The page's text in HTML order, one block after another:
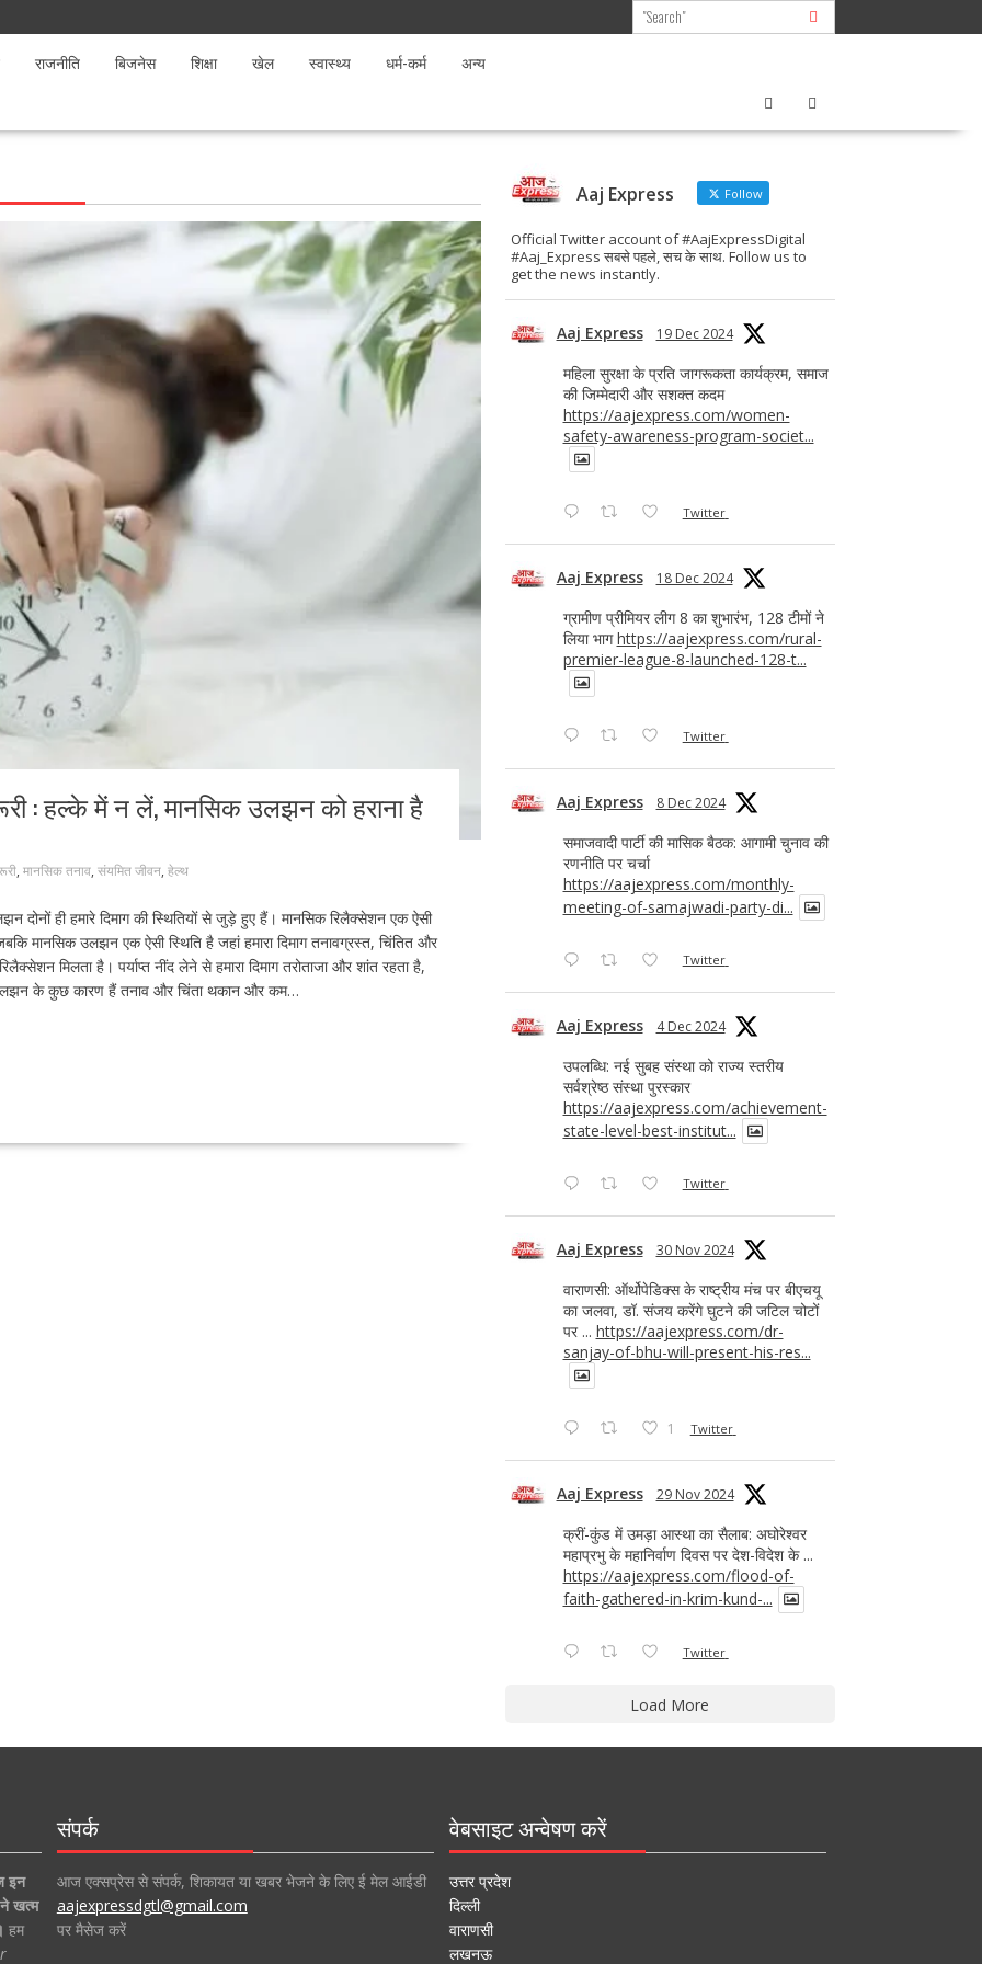
राजनीति बिजनेस शिक्षा खेल स्वास्थ्य धर्म-कर्म अन्य
: हल्के में न लें, मानसिक उलझन को हराना है
, मानसिक तनाव, संयमित जीवन, हेल्थ
ही हमारे दिमाग की स्थितियों से जुड़े हुए हैं। मानसिक रिलैक्सेशन एक ऐसी
मानसिक उलझन एक ऐसी स्थिति है जहां हमारा दिमाग तनावग्रस्त, चिंतित और
मिलता है। पर्याप्त नींद लेने से हमारा दिमाग तरोताजा और शांत रहता है,
उलझन के कुछ कारण हैं तनाव और चिंता थकान और कम…
Aaj Express Follow
Official Twitter account of #AajExpressDigital
#Aaj_Express सबसे पहले, सच के साथ. Follow us to
get the news instantly.
Aaj Express 19 Dec 2024
महिला सुरक्षा के प्रति जागरूकता कार्यक्रम, समाज
की जिम्मेदारी और सशक्त कदम
https://aajexpress.com/women-
safety-awareness-program-societ...
Twitter
Aaj Express 18 Dec 2024
ग्रामीण प्रीमियर लीग 8 का शुभारंभ, 128 टीमों ने
लिया भागhttps://aajexpress.com/rural-
premier-league-8-launched-128-t...
Twitter
Aaj Express 8 Dec 2024
समाजवादी पार्टी की मासिक बैठक: आगामी चुनाव की
रणनीति पर चर्चा
https://aajexpress.com/monthly-
meeting-of-samajwadi-party-di...
Twitter
Aaj Express 4 Dec 2024
उपलब्धि: नई सुबह संस्था को राज्य स्तरीय
सर्वश्रेष्ठ संस्था पुरस्कार
https://aajexpress.com/achievement-
state-level-best-institut...
Twitter
Aaj Express 30 Nov 2024
वाराणसी: ऑर्थोपेडिक्स के राष्ट्रीय मंच पर बीएचयू
का जलवा, डॉ. संजय करेंगे घुटने की जटिल चोटों
पर ... https://aajexpress.com/dr-
sanjay-of-bhu-will-present-his-res...
1 Twitter
Aaj Express 29 Nov 2024
क्रीं-कुंड में उमड़ा आस्था का सैलाब: अघोरेश्वर
महाप्रभु के महानिर्वाण दिवस पर देश-विदेश के ...
https://aajexpress.com/flood-of-
faith-gathered-in-krim-kund-...
Twitter
Load More
इन
खत्म
हम
संपर्क
आज एक्सप्रेस से संपर्क, शिकायत या खबर भेजने के लिए ई मेल आईडी
aajexpressdgtl@gmail.com
पर मैसेज करें
वेबसाइट अन्वेषण करें
उत्तर प्रदेश
दिल्ली
वाराणसी
लखनऊ